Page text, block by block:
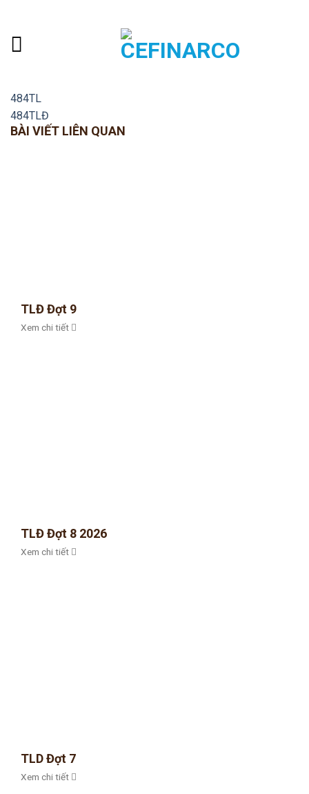
content
484TL
484TLĐ
BÀI VIẾT LIÊN QUAN
TLĐ Đợt 9
Xem chi tiết
TLĐ Đợt 8 2026
Xem chi tiết
TLD Đợt 7
Xem chi tiết